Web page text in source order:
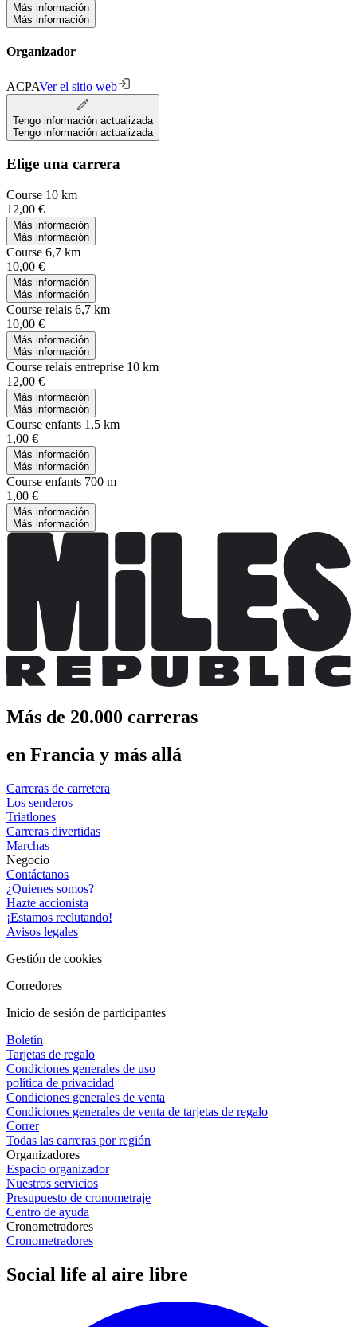
Más información
Más información
Organizador
ACPAVer el sitio web
Tengo información actualizada
Tengo información actualizada
Elige una carrera
Course 10 km
12,00 €
Más información
Más información
Course 6,7 km
10,00 €
Más información
Más información
Course relais 6,7 km
10,00 €
Más información
Más información
Course relais entreprise 10 km
12,00 €
Más información
Más información
Course enfants 1,5 km
1,00 €
Más información
Más información
Course enfants 700 m
1,00 €
Más información
Más información
Más de 20.000 carreras
en Francia y más allá
Carreras de carretera
Los senderos
Triatlones
Carreras divertidas
Marchas
Negocio
Contáctanos
¿Quienes somos?
Hazte accionista
¡Estamos reclutando!
Avisos legales
Gestión de cookies
Corredores
Inicio de sesión de participantes
Boletín
Tarjetas de regalo
Condiciones generales de uso
política de privacidad
Condiciones generales de venta
Condiciones generales de venta de tarjetas de regalo
Correr
Todas las carreras por región
Organizadores
Espacio organizador
Nuestros servicios
Presupuesto de cronometraje
Centro de ayuda
Cronometradores
Cronometradores
Social life al aire libre